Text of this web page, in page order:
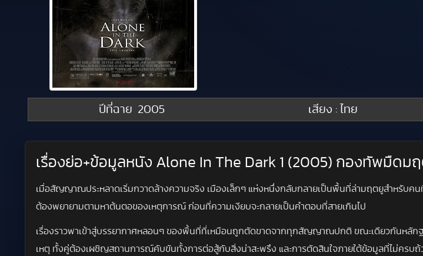
ปีที่ฉาย 2005 เสียง : ไทย
เรื่องย่อ+ข้อมูลหนัง Alone In The Dark 1 (2005) กองทัพมืดมฤ
เมื่อสัญญาณประหลาดเริ่มกวาดล้างความจริง เมืองเล็กๆ แห่งหนึ่งกลับกลายเป็นพื้นที่ล่ามฤตยูสำหรับค
ต้องพยายามตามหาต้นตอของเหตุการณ์ ก่อนที่ความเงียบจะกลายเป็นคำตอบที่สายเกินไป
เรื่องราวพาเข้าสู่บรรยากาศหลอนๆ ของพื้นที่ที่เหมือนถูกตัดขาดจากทุกสัญญาณปกติ ขณะเดียวกันหลักฐ
เหตุ ทั้งคู่ต้องเผชิญสถานการณ์คับขันทั้งการต่อสู้กับสิ่งน่าสะพรึง และการตัดสินใจภายใต้ข้อมูลที่ไม่ครบ